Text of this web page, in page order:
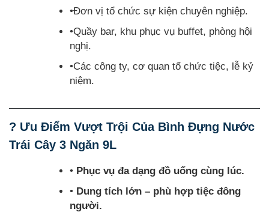
•Đơn vị tổ chức sự kiện chuyên nghiệp.
•Quầy bar, khu phục vụ buffet, phòng hội
nghị.
•Các công ty, cơ quan tổ chức tiệc, lễ kỷ
niệm.
? Ưu Điểm Vượt Trội Của Bình Đựng Nước
Trái Cây 3 Ngăn 9L
• Phục vụ đa dạng đồ uống cùng lúc.
• Dung tích lớn – phù hợp tiệc đông
người.